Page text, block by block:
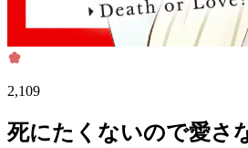
2,109
死にたくないので愛さ